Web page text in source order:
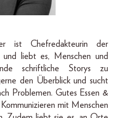
ist Chefredakteurin der
liebt es, Menschen und
schriftliche Storys zu
den Überblick und sucht
Problemen. Gutes Essen &
Kommunizieren mit Menschen